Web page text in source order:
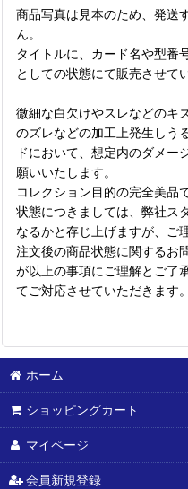
商品写真は見本のため、発送
ん。
タイトルに、カード名や型番
としての状態にて販売させて
微細な白欠けやスレなどのキ
のズレなどの加工上発生しう
ドにおいて、想定内のダメー
願いいたします。
コレクション目的の完全美品
状態につきましては、弊社ス
なるかと存じ上げますが、ご
注文後の商品状態に関するお
が以上の事項にご理解とご了
てご対応させていただきます。
ホーム
ショッピングカート
マイページ
会員新規登録